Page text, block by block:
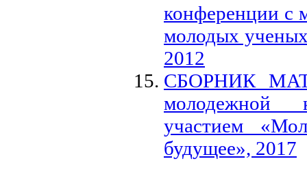
конференции с
молодых
2012
СБОРНИК
молодежной
участием
будущее», 2017